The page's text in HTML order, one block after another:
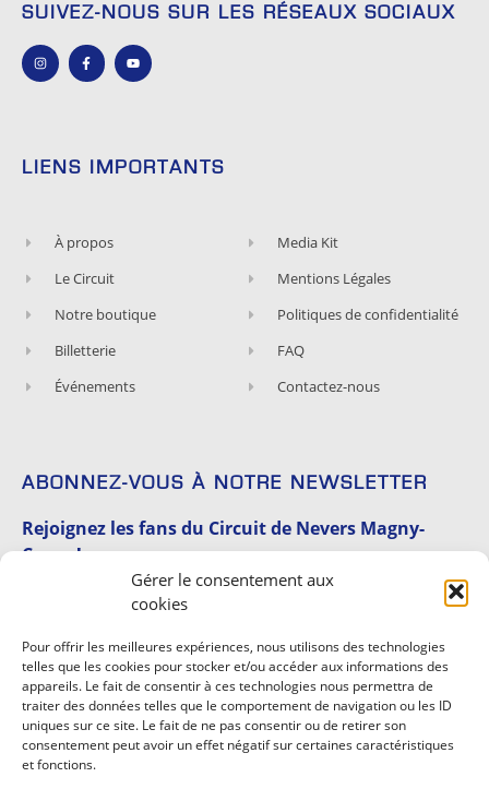
Gérer le consentement aux
cookies
Pour offrir les meilleures expériences, nous utilisons des technologies
telles que les cookies pour stocker et/ou accéder aux informations des
appareils. Le fait de consentir à ces technologies nous permettra de
traiter des données telles que le comportement de navigation ou les ID
uniques sur ce site. Le fait de ne pas consentir ou de retirer son
consentement peut avoir un effet négatif sur certaines caractéristiques
et fonctions.
SUIVEZ-NOUS SUR LES RÉSEAUX SOCIAUX
LIENS IMPORTANTS
À propos
Le Circuit
Notre boutique
Billetterie
Événements
Media Kit
Mentions Légales
Politiques de confidentialité
FAQ
Contactez-nous
ABONNEZ-VOUS À NOTRE NEWSLETTER
Rejoignez les fans du Circuit de Nevers Magny-
Cours !
Abonnez-vous et recevez nos dernières actualités,